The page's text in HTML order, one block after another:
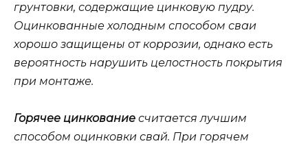
грунтовки, содержащие цинковую пудру.
Оцинкованные холодным способом сваи
хорошо защищены от коррозии, однако есть
вероятность нарушить целостность покрытия
при монтаже.
Горячее цинкование считается лучшим
способом оцинковки свай. При горячем